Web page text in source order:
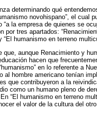
determinando qué
novohispano”, el cual
la empresa de quienes se
tres apartados:
humanismo en terreno
aunque Renacimiento y
hacen que
en lo referente a
hombre americano tenían
que contribuyeron a la
como un humano pleno de
“El humanismo en terreno
el valor de la cultura del